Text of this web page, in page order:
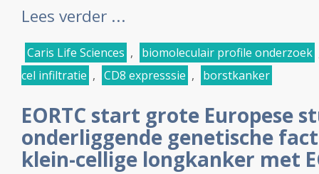
Lees verder ...
Caris Life Sciences , biomoleculair profile onderzoek
cel infiltratie , CD8 expresssie , borstkanker
EORTC start grote Europese
onderliggende genetische
klein-cellige longkanker met